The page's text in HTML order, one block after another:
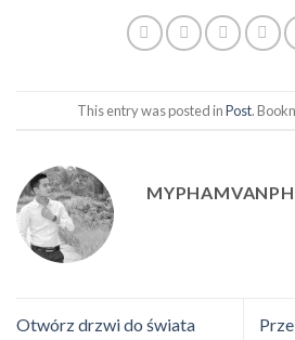
This entry was posted inPost.
Otwórz drzwi do świata